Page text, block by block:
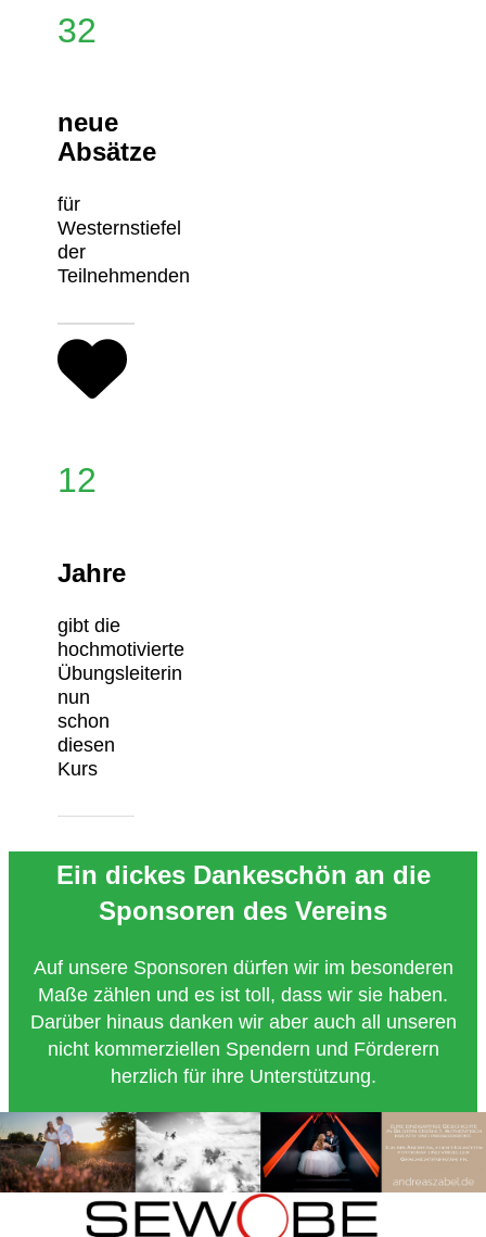
32
neue
Absätze
für
Westernstiefel
der
Teilnehmenden
12
Jahre
gibt die
hochmotivierte
Übungsleiterin
nun
schon
diesen
Kurs
Ein dickes Dankeschön an die
Sponsoren des Vereins
Auf unsere Sponsoren dürfen wir im besonderen
Maße zählen und es ist toll, dass wir sie haben.
Darüber hinaus danken wir aber auch all unseren
nicht kommerziellen Spendern und Förderern
herzlich für ihre Unterstützung.